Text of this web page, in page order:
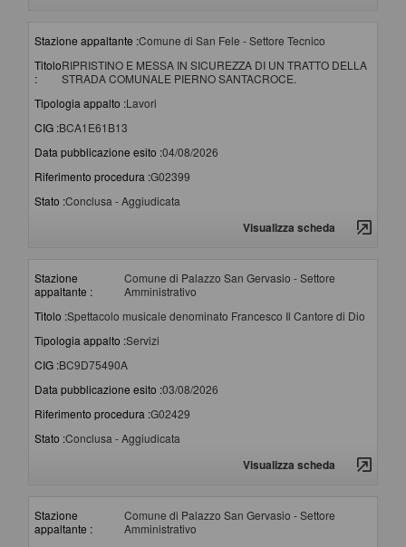
Stazione appaltante :Comune di San Fele - Settore Tecnico
Titolo
:
RIPRISTINO E MESSA IN SICUREZZA DI UN TRATTO DELLA
STRADA COMUNALE PIERNO SANTACROCE.
Tipologia appalto :Lavori
CIG :BCA1E61B13
Data pubblicazione esito :04/08/2026
Riferimento procedura :G02399
Stato :Conclusa - Aggiudicata
Visualizza scheda
Stazione
appaltante :
Comune di Palazzo San Gervasio - Settore
Amministrativo
Titolo :Spettacolo musicale denominato Francesco Il Cantore di Dio
Tipologia appalto :Servizi
CIG :BC9D75490A
Data pubblicazione esito :03/08/2026
Riferimento procedura :G02429
Stato :Conclusa - Aggiudicata
Visualizza scheda
Stazione
appaltante :
Comune di Palazzo San Gervasio - Settore
Amministrativo